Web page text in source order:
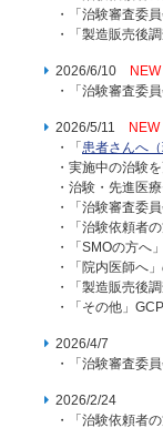
・「治験審査委
・「製造販売後
2026/6/10
NEW
・「治験審査委
2026/5/11
NEW
・「 患者さんへ（
・実施中の治験
・治験・先進医
・「治験審査委
・「治験依頼者
・「SMOの方へ
・「院内医師へ
・「製造販売後
・「その他」
2026/4/7
・「治験審査委
2026/2/24
・「治験依頼者